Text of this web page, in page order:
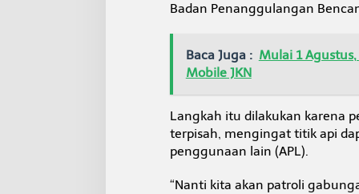
Badan Penanggulangan
Baca Juga : Mulai 1
Mobile JKN
Langkah itu dilakukan karena
terpisah, mengingat titik api
penggunaan lain (APL).
“Nanti kita akan patroli